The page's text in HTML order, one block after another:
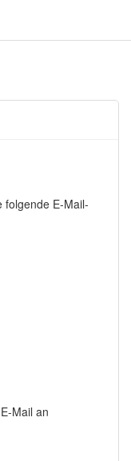
folgende E-Mail-
Mail an